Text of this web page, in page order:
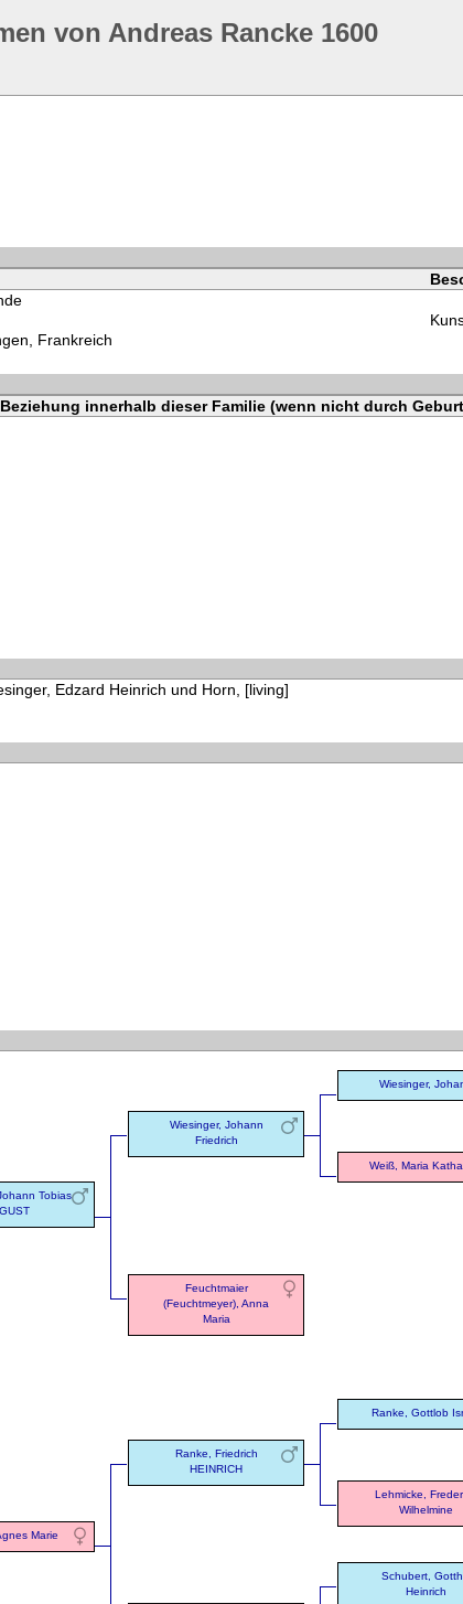
von Andreas Rancke 1600
Frankreich
Beziehung innerhalb dieser Familie (wenn nicht durch
Edzard Heinrich und Horn, [living]
Tobias
Wiesinger, Johann
Friedrich
Wiesinger,
Weiß, Maria
Feuchtmaier
(Feuchtmeyer), Anna
Maria
Marie
Ranke, Friedrich
HEINRICH
Ranke, Gottlob
Lehmicke,
Wilhelmine
Schubert,
Heinrich